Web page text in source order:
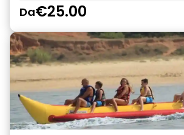
Da€25.00